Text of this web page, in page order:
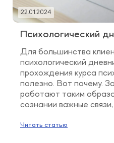
22.01.2024
Психологический
Для большинства
психологический
прохождения курса
полезно. Вот почему.
работают таким
сознании важные
психологические
Читать статью